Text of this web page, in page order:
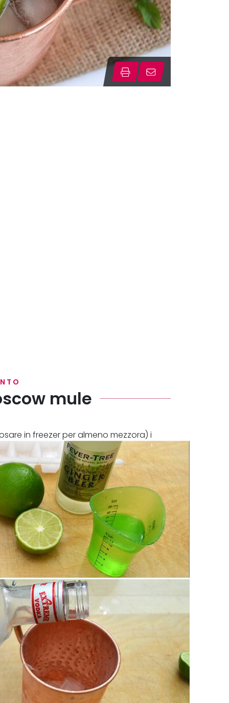
mule
in freezer per almeno mezzora) i
la vodka fredda di frigo.